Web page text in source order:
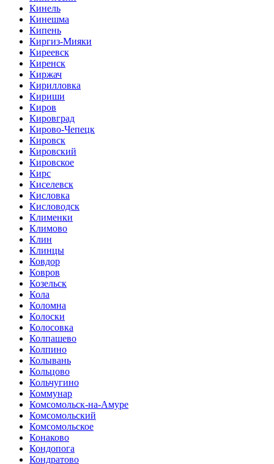
Кинель
Кинешма
Кипень
Киргиз-Мияки
Киреевск
Киренск
Киржач
Кирилловка
Кириши
Киров
Кировград
Кирово-Чепецк
Кировск
Кировский
Кировское
Кирс
Киселевск
Кисловка
Кисловодск
Клименки
Климово
Клин
Клинцы
Ковдор
Ковров
Козельск
Кола
Коломна
Колоски
Колосовка
Колпашево
Колпино
Колывань
Кольцово
Кольчугино
Коммунар
Комсомольск-на-Амуре
Комсомольский
Комсомольское
Конаково
Кондопога
Кондратово